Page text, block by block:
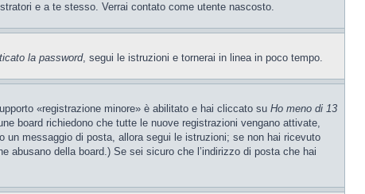
e a te stesso. Verrai contato come utente nascosto.
la password, segui le istruzioni e tornerai in linea in poco tempo.
«registrazione minore» è abilitato e hai cliccato su Ho meno di 13
board richiedono che tutte le nuove registrazioni vengano attivate,
messaggio di posta, allora segui le istruzioni; se non hai ricevuto
della board.) Se sei sicuro che l’indirizzo di posta che hai